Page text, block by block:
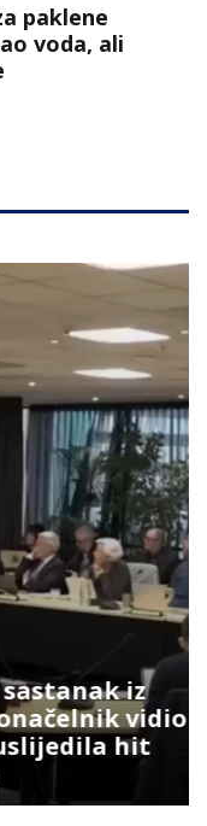
paklene
voda, ali
iz
vidio šta